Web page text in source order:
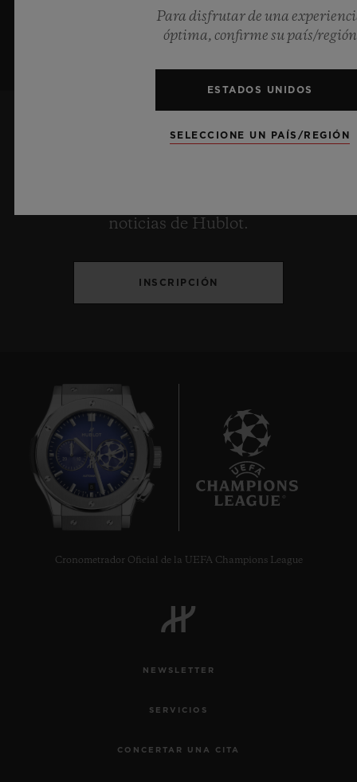
DESEO RECIBIR LAS ÚLTIMAS
noticias de Hublot.
INSCRIPCIÓN
Cronometrador Oficial de la UEFA Champions League
NEWSLETTER
SERVICIOS
CONCERTAR UNA CITA
Para disfrutar de una
óptima, confirme su país/región
ESTADOS UNIDOS
SELECCIONE UN PAÍS/REGIÓN